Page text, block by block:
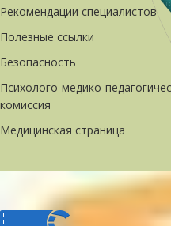
Рекомендации специалистов
Полезные ссылки
Безопасность
Психолого-медико-
комиссия
Медицинская страница